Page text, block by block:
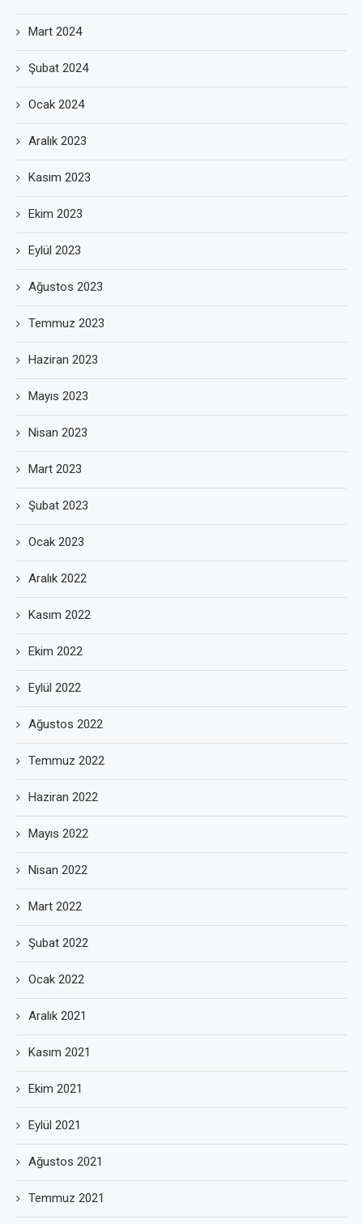
Mart 2024
Şubat 2024
Ocak 2024
Aralık 2023
Kasım 2023
Ekim 2023
Eylül 2023
Ağustos 2023
Temmuz 2023
Haziran 2023
Mayıs 2023
Nisan 2023
Mart 2023
Şubat 2023
Ocak 2023
Aralık 2022
Kasım 2022
Ekim 2022
Eylül 2022
Ağustos 2022
Temmuz 2022
Haziran 2022
Mayıs 2022
Nisan 2022
Mart 2022
Şubat 2022
Ocak 2022
Aralık 2021
Kasım 2021
Ekim 2021
Eylül 2021
Ağustos 2021
Temmuz 2021